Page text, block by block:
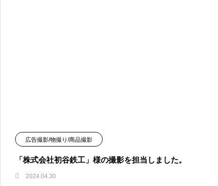
広告撮影/物撮り/商品撮影
「株式会社初谷鉄工」様の撮影を担当しました。
2024.04.30